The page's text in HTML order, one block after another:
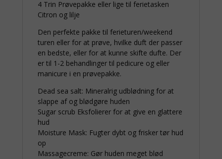
4 Trin Prøvepakke eller lige til ferietasken
Citron og lilje
Den perfekte pakke til ferieturen/weekend
turen eller for at prøve, hvilke duft der passer
en bedste, eller for at kunne skifte dufte. Der
er til 1-2 behandlinger til pedicure og eller
manicure i en prøvepakke.
Dead sea salt: Mineralrig udblødning for at
slappe af og blødgøre huden
Sugar scrub Eksfolierer for at give en glattere
hud
Moisture Mask: Fugter dybt og frisker tør hud
op
Massagecreme: Gør huden meget blød